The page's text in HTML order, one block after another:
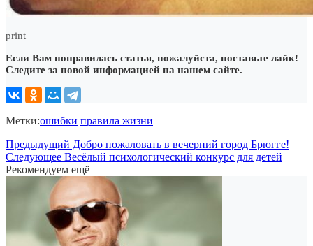
print
Если Вам понравилась статья, пожалуйста, поставьте лайк!
Следите за новой информацией на нашем сайте.
Метки:ошибки правила жизни
Предыдущий Добро пожаловать в вечерний город Брюгге!
Следующее Весёлый психологический конкурс для детей
Рекомендуем ещё